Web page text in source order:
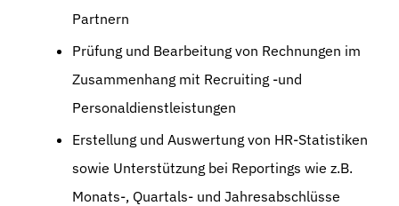
Partnern
Prüfung und Bearbeitung von Rechnungen im
Zusammenhang mit Recruiting -und
Personaldienstleistungen
Erstellung und Auswertung von HR-Statistiken
sowie Unterstützung bei Reportings wie z.B.
Monats-, Quartals- und Jahresabschlüsse